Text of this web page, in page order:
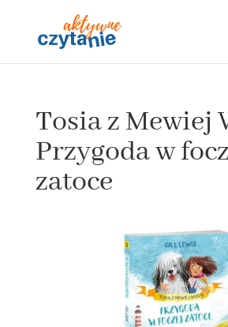
Tosia z Mewiej
Przygoda w
zatoce